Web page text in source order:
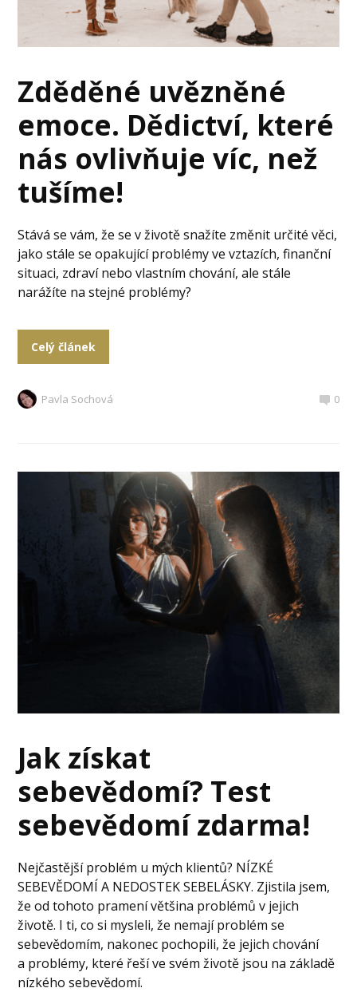
Zděděné uvězněné
emoce. Dědictví, které
nás ovlivňuje víc, než
tušíme!
Stává se vám, že se v životě snažíte změnit určité věci,
jako stále se opakující problémy ve vztazích, finanční
situaci, zdraví nebo vlastním chování, ale stále
narážíte na stejné problémy?
Celý článek
Pavla Sochová 0
Jak získat
sebevědomí? Test
sebevědomí zdarma!
Nejčastější problém u mých klientů? NÍZKÉ
SEBEVĚDOMÍ A NEDOSTEK SEBELÁSKY. Zjistila jsem,
že od tohoto pramení většina problémů v jejich
životě. I ti, co si mysleli, že nemají problém se
sebevědomím, nakonec pochopili, že jejich chování
a problémy, které řeší ve svém životě jsou na základě
nízkého sebevědomí.